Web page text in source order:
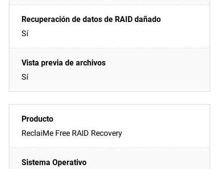
Sí
Sí
ReclaiMe Free RAID Recovery